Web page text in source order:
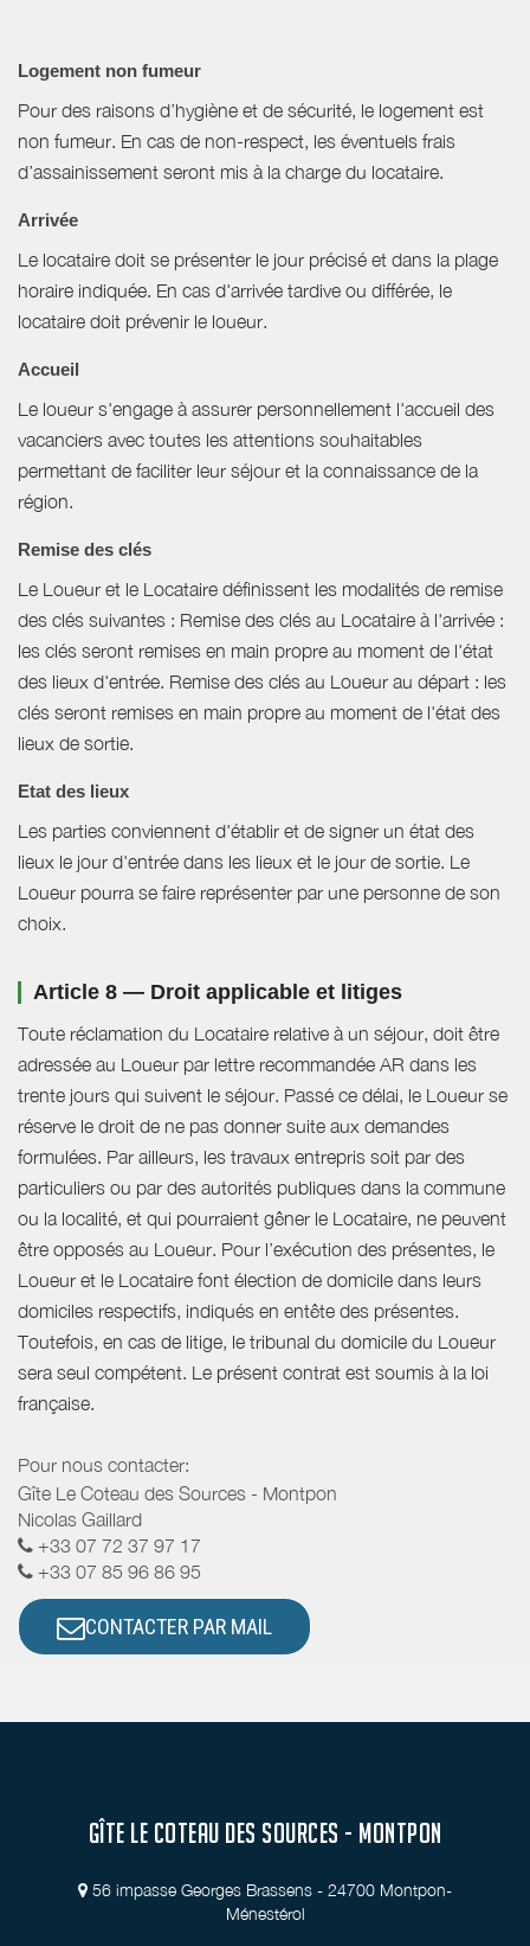
Logement non fumeur
Pour des raisons d’hygiène et de sécurité, le logement est
non fumeur. En cas de non-respect, les éventuels frais
d’assainissement seront mis à la charge du locataire.
Arrivée
Le locataire doit se présenter le jour précisé et dans la plage
horaire indiquée. En cas d'arrivée tardive ou différée, le
locataire doit prévenir le loueur.
Accueil
Le loueur s'engage à assurer personnellement l'accueil des
vacanciers avec toutes les attentions souhaitables
permettant de faciliter leur séjour et la connaissance de la
région.
Remise des clés
Le Loueur et le Locataire définissent les modalités de remise
des clés suivantes : Remise des clés au Locataire à l'arrivée :
les clés seront remises en main propre au moment de l'état
des lieux d'entrée. Remise des clés au Loueur au départ : les
clés seront remises en main propre au moment de l'état des
lieux de sortie.
Etat des lieux
Les parties conviennent d'établir et de signer un état des
lieux le jour d'entrée dans les lieux et le jour de sortie. Le
Loueur pourra se faire représenter par une personne de son
choix.
Article 8 — Droit applicable et litiges
Toute réclamation du Locataire relative à un séjour, doit être
adressée au Loueur par lettre recommandée AR dans les
trente jours qui suivent le séjour. Passé ce délai, le Loueur se
réserve le droit de ne pas donner suite aux demandes
formulées. Par ailleurs, les travaux entrepris soit par des
particuliers ou par des autorités publiques dans la commune
ou la localité, et qui pourraient gêner le Locataire, ne peuvent
être opposés au Loueur. Pour l’exécution des présentes, le
Loueur et le Locataire font élection de domicile dans leurs
domiciles respectifs, indiqués en entête des présentes.
Toutefois, en cas de litige, le tribunal du domicile du Loueur
sera seul compétent. Le présent contrat est soumis à la loi
française.
Pour nous contacter:
Gîte Le Coteau des Sources - Montpon
Nicolas Gaillard
+33 07 72 37 97 17
+33 07 85 96 86 95
CONTACTER PAR MAIL
GÎTE LE COTEAU DES SOURCES - MONTPON
56 impasse Georges Brassens - 24700 Montpon-
Ménestérol